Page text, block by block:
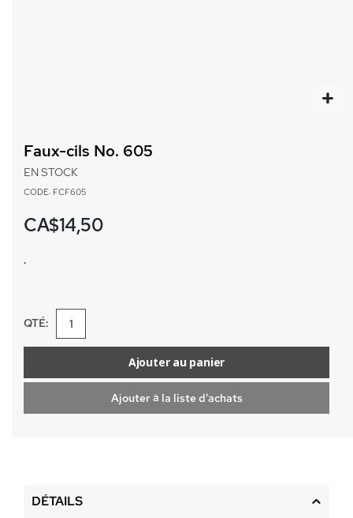
début
d’images
Faux-cils No. 605
EN STOCK
CODE: FCF605
CA$14,50
.
QTÉ:
Ajouter au panier
Ajouter à la liste d'achats
DÉTAILS